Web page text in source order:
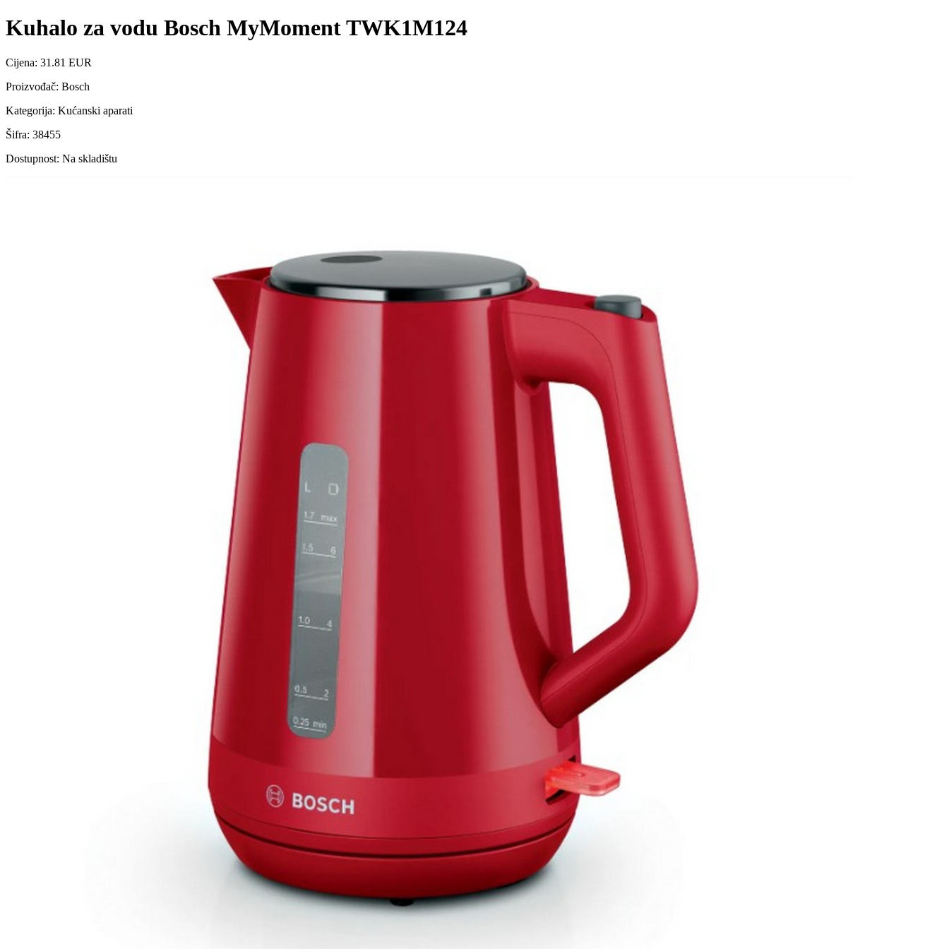
Kuhalo za vodu Bosch MyMoment TWK1M124
Cijena: 31.81 EUR
Proizvođač: Bosch
Kategorija: Kućanski aparati
Šifra: 38455
Dostupnost: Na skladištu